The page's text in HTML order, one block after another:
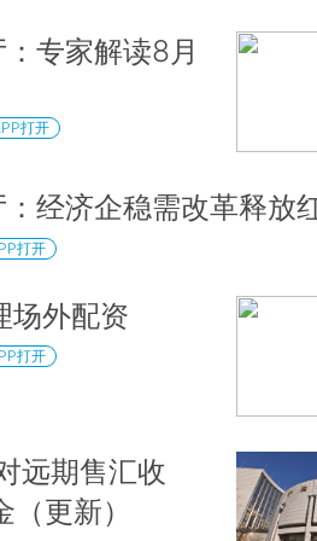
专家解读8月
打开
：经济企稳需改革释放
打开
场外配资
打开
远期售汇收
更新）